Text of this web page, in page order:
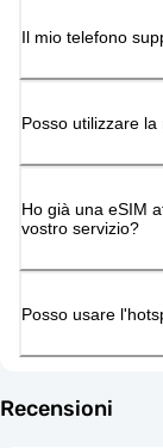
Il mio telefono
Posso utilizzare
Ho già una eSIM
vostro servizio?
Posso usare
Recensioni